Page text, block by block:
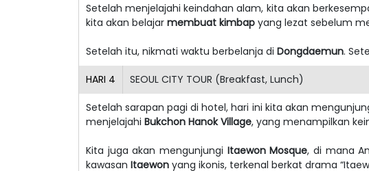
Setelah menjelajahi keindahan alam, kita akan
kita akan belajar membuat kimbap yang lezat sebelum
Setelah itu, nikmati waktu berbelanja di Dongdaemun.
HARI 4 SEOUL CITY TOUR (Breakfast, Lunch)
Setelah sarapan pagi di hotel, hari ini kita akan
menjelajahi Bukchon Hanok Village, yang menampilkan
Kita juga akan mengunjungi Itaewon Mosque, di mana
kawasan Itaewon yang ikonis, terkenal berkat drama